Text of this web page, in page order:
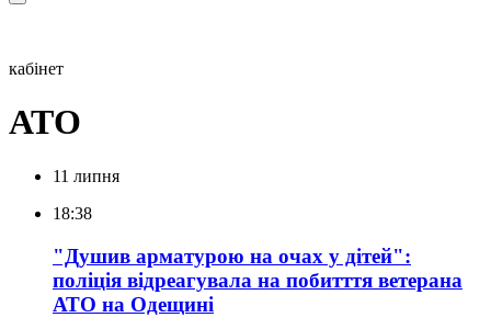
кабінет
АТО
11 липня
18:38
"Душив арматурою на очах у дітей":
поліція відреагувала на побитття ветерана
АТО на Одещині